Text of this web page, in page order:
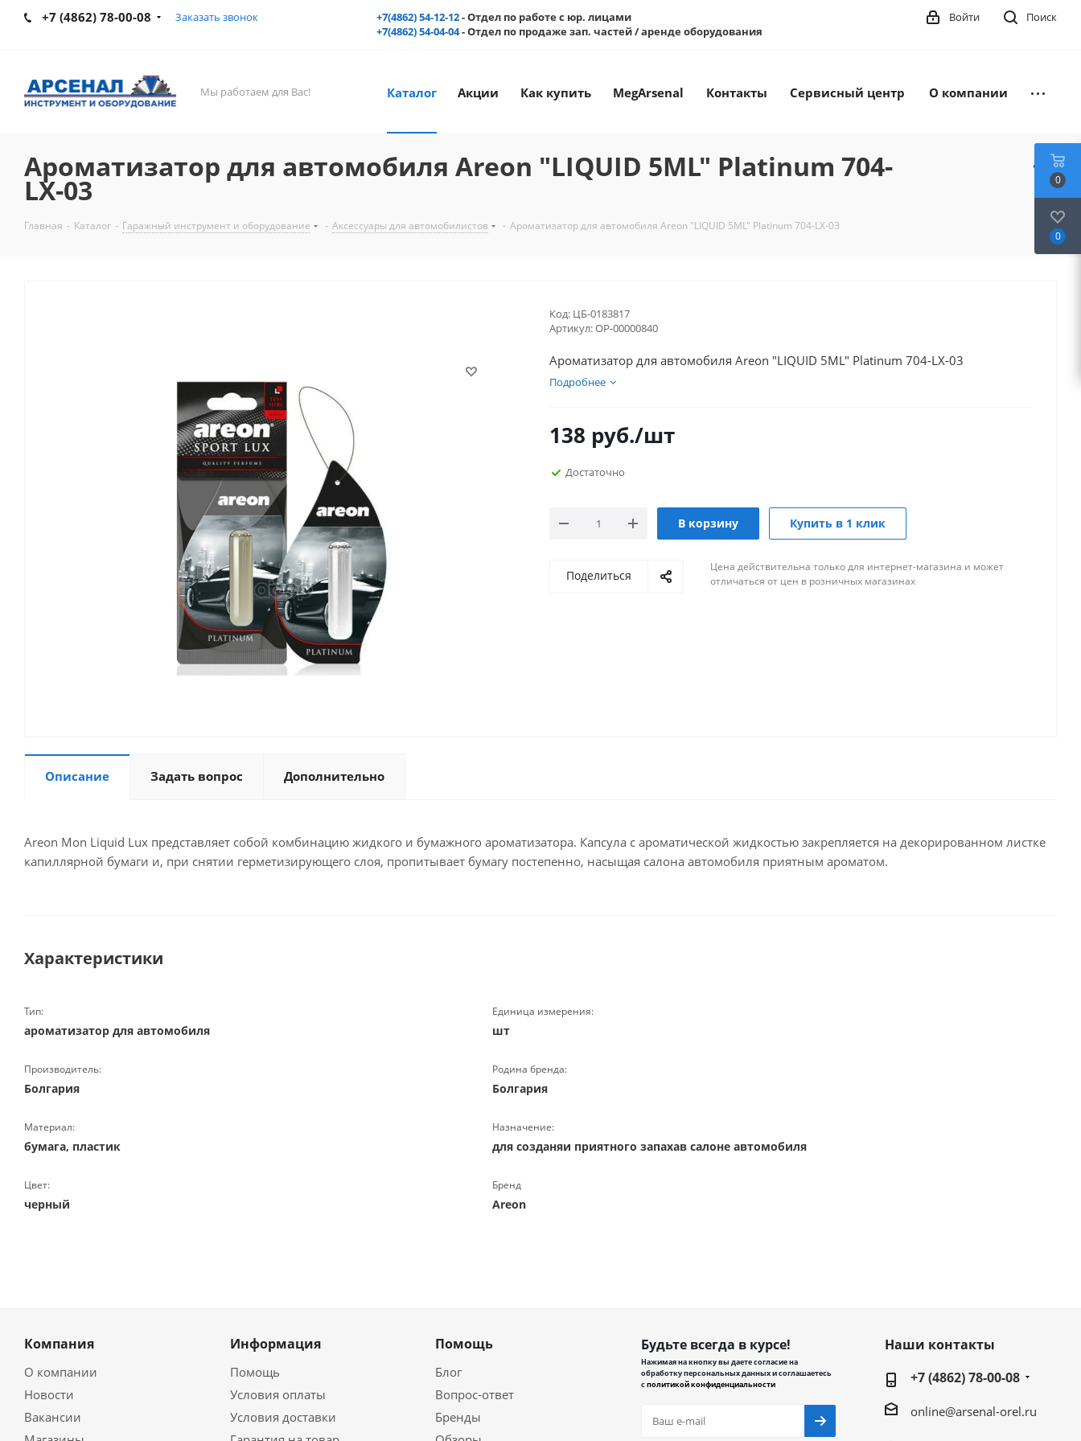
+7 (4862) 78-00-08 Заказать звонок +7(4862) 54-12-12- Отдел по работе с юр. лицами
+7(4862) 54-04-04- Отдел по продаже зап. частей / аренде оборудования
Поиск
Войти
Мы работаем для Вас! Каталог Акции Как купить MegArsenal Контакты Сервисный центр О компании
Ароматизатор для автомобиля Аreon "LIQUID 5ML" Platinum 704-
LX-03
Главная - Каталог - Гаражный инструмент и оборудование - Аксессуары для автомобилистов - Ароматизатор для автомобиля Аreon "LIQUID 5ML" Platinum 704-LX-03
Код: ЦБ-0183817
Артикул:ОР-00000840
Ароматизатор для автомобиля Аreon "LIQUID 5ML" Platinum 704-LX-03
Подробнее
138 руб./шт
Достаточно
В корзину Купить в 1 клик
Поделиться
Цена действительна только для интернет-магазина и может
отличаться от цен в розничных магазинах
Описание Задать вопрос Дополнительно
Areon Mon Liquid Lux представляет собой комбинацию жидкого и бумажного ароматизатора. Капсула с ароматической жидкостью закрепляется на декорированном листке
капиллярной бумаги и, при снятии герметизирующего слоя, пропитывает бумагу постепенно, насыщая салона автомобиля приятным ароматом.
Характеристики
Тип:
ароматизатор для автомобиля
Единица измерения:
шт
Производитель:
Болгария
Родина бренда:
Болгария
Материал:
бумага, пластик
Назначение:
для созданяи приятного запахав салоне автомобиля
Цвет:
черный
Бренд
Areon
Компания
О компании
Новости
Вакансии
Информация
Помощь
Условия оплаты
Условия доставки
Помощь
Блог
Вопрос-ответ
Бренды
Будьте всегда в курсе!
Нажимая на кнопку вы даете согласие на
обработку персональных данных и соглашаетесь
сполитикой конфиденциальности
Наши контакты
+7 (4862) 78-00-08
online@arsenal-orel.ru
0
0